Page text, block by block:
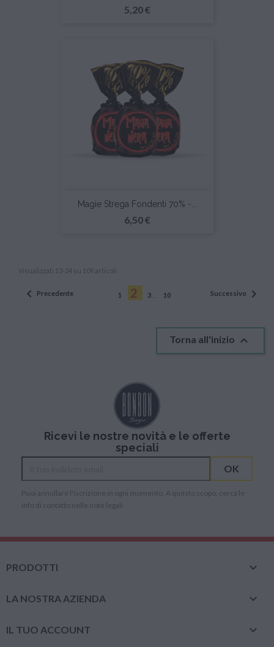
Prezzo
5,20 €
Magie Strega Fondenti 70% -...
Prezzo
6,50 €
Visualizzati 13-24 su 109 articoli
 Precedente 1 2 3 10 Successivo 
Torna all'inizio 
Ricevi le nostre novità e le offerte
speciali
Puoi annullare l'iscrizione in ogni momento. A questo scopo, cerca le
info di contatto nelle note legali.
PRODOTTI 
LA NOSTRA AZIENDA 
IL TUO ACCOUNT 